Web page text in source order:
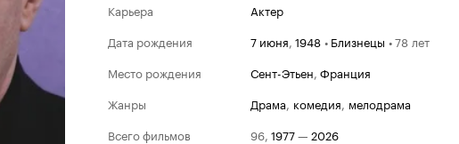
Карьера
Актер
Дата рождения
7 июня, 1948 • Близнецы •78 лет
Место рождения
Сент-Этьен, Франция
Жанры
драма, комедия, мелодрама
Всего фильмов
96, 1977— 2026